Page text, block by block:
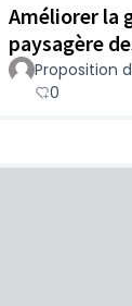
Améliorer la
paysagère
Proposition
0